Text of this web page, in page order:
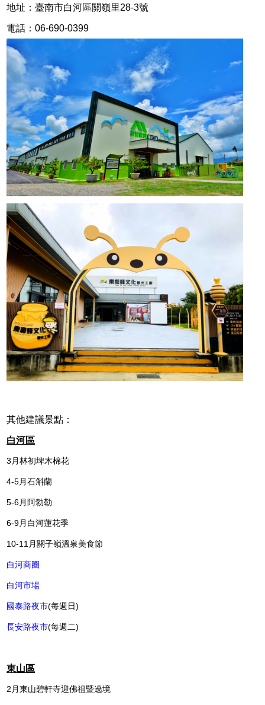
地址：臺南市白河區關嶺里28-3號
電話：06-690-0399
其他建議景點：
白河區
3月林初埤木棉花
4-5月石斛蘭
5-6月阿勃勒
6-9月白河蓮花季
10-11月關子嶺溫泉美食節
白河商圈
白河市場
國泰路夜市(每週日)
長安路夜市(每週二)
東山區
2月東山碧軒寺迎佛祖暨遶境